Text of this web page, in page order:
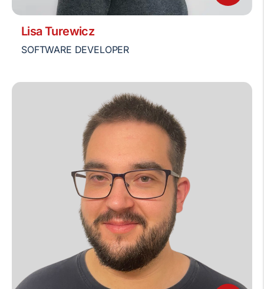
Lisa Turewicz
SOFTWARE DEVELOPER